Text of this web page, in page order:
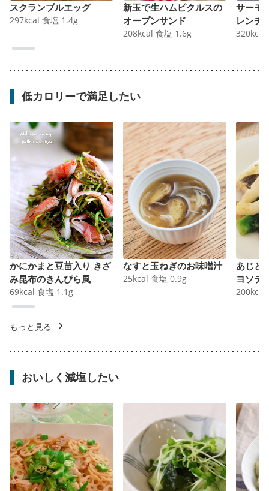
スクランブルエッグ
297kcal 食塩 1.4g
新玉で生ハムピクルスの
オープンサンド
208kcal 食塩 1.6g
サーモ
レンチ
320kcal
低カロリーで満足したい
かにかまと豆苗入り きざ
み昆布のきんぴら風
69kcal 食塩 1.1 g
なすと玉ねぎのお味噌汁
25kcal 食塩 0.9g
あじと
ヨソテ
200kcal
もっと見る
おいしく減塩したい